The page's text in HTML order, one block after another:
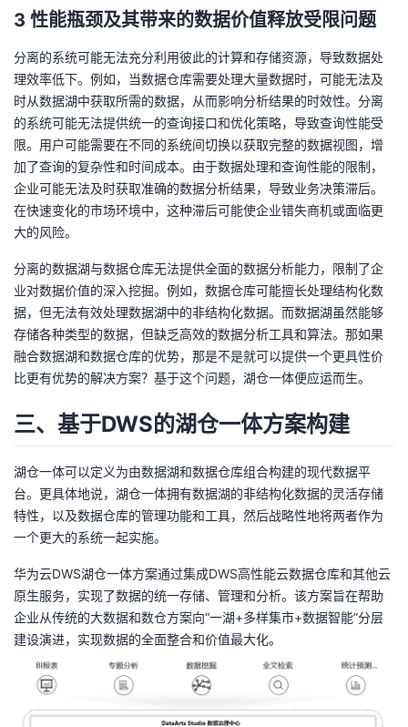
藏
3 性能瓶颈及其带来的数据价值释放受限问题
分离的系统可能无法充分利用彼此的计算和存储资源，导致数据处
理效率低下。例如，当数据仓库需要处理大量数据时，可能无法及
时从数据湖中获取所需的数据，从而影响分析结果的时效性。分离
的系统可能无法提供统一的查询接口和优化策略，导致查询性能受
限。用户可能需要在不同的系统间切换以获取完整的数据视图，增
加了查询的复杂性和时间成本。由于数据处理和查询性能的限制，
企业可能无法及时获取准确的数据分析结果，导致业务决策滞后。
在快速变化的市场环境中，这种滞后可能使企业错失商机或面临更
大的风险。
分离的数据湖与数据仓库无法提供全面的数据分析能力，限制了企
业对数据价值的深入挖掘。例如，数据仓库可能擅长处理结构化数
据，但无法有效处理数据湖中的非结构化数据。而数据湖虽然能够
存储各种类型的数据，但缺乏高效的数据分析工具和算法。那如果
融合数据湖和数据仓库的优势，那是不是就可以提供一个更具性价
比更有优势的解决方案？基于这个问题，湖仓一体便应运而生。
三、基于DWS的湖仓一体方案构建
湖仓一体可以定义为由数据湖和数据仓库组合构建的现代数据平
台。更具体地说，湖仓一体拥有数据湖的非结构化数据的灵活存储
特性，以及数据仓库的管理功能和工具，然后战略性地将两者作为
一个更大的系统一起实施。
华为云DWS湖仓一体方案通过集成DWS高性能云数据仓库和其他云
原生服务，实现了数据的统一存储、管理和分析。该方案旨在帮助
企业从传统的大数据和数仓方案向“一湖+多样集市+数据智能”分层
建设演进，实现数据的全面整合和价值最大化。